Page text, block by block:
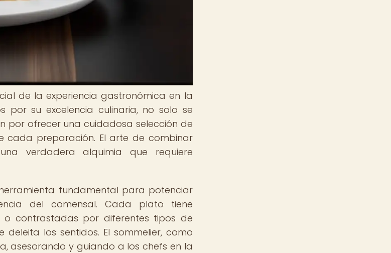
de la experiencia gastronómica en la
por su excelencia culinaria, no solo se
por ofrecer una cuidadosa selección de
cada preparación. El arte de combinar
verdadera alquimia que requiere
fundamental para potenciar
del comensal. Cada plato tiene
contrastadas por diferentes tipos de
los sentidos. El sommelier, como
asesorando y guiando a los chefs en la